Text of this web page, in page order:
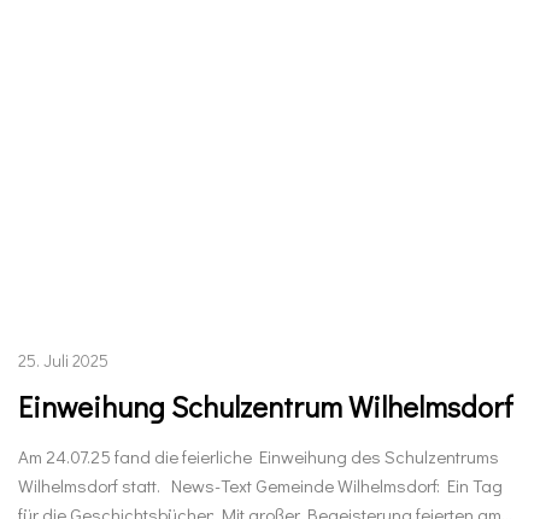
25. Juli 2025
Einweihung Schulzentrum Wilhelmsdorf
Am 24.07.25 fand die feierliche Einweihung des Schulzentrums
Wilhelmsdorf statt. News-Text Gemeinde Wilhelmsdorf: Ein Tag